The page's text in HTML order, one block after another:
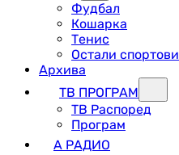
Фудбал
Кошарка
Тенис
Остали спортови
Архива
ТВ ПРОГРАМ
ТВ Распоред
Програм
А РАДИО